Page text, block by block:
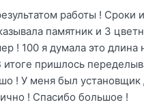
работы ! Сроки
памятник и 3
! 100 я думала это длина
пришлось
! У меня был установщик
! Спасибо большое !